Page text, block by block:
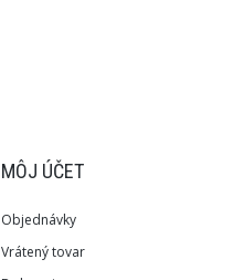
MÔJ ÚČET
Objednávky
Vrátený tovar